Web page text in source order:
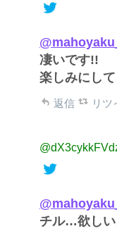
凄いです!!
楽しみにし
返信 リツ
チル…欲し